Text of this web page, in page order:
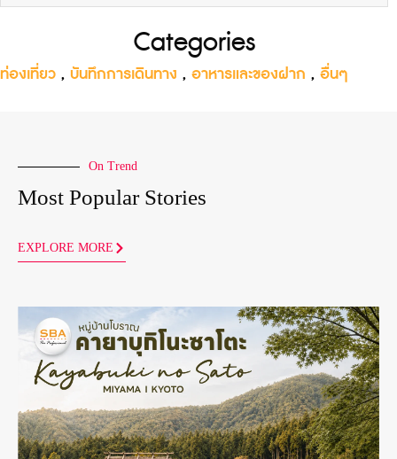
Categories
ท่องเที่ยว , บันทึกการเดินทาง , อาหารและของฝาก , อื่นๆ
On Trend
Most Popular Stories
EXPLORE MORE